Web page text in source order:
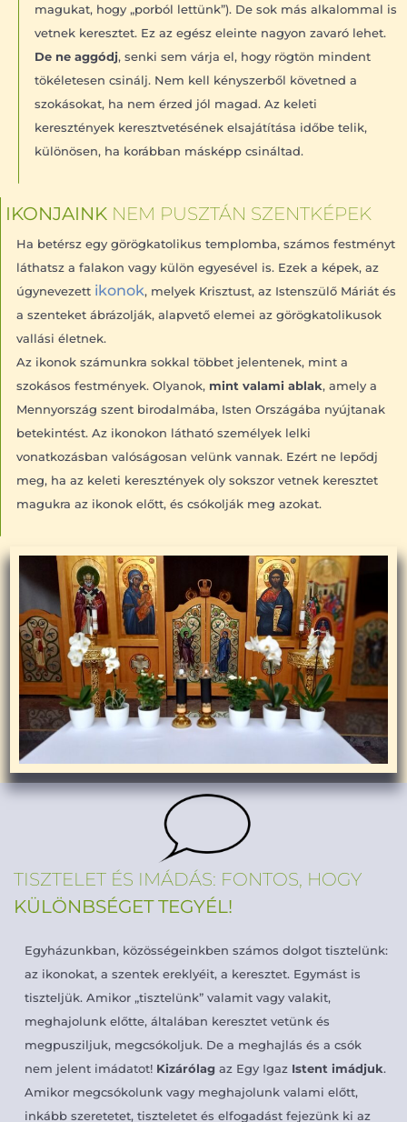
magukat, hogy „porból lettünk”). De sok más alkalommal is
vetnek keresztet. Ez az egész eleinte nagyon zavaró lehet.
De ne aggódj, senki sem várja el, hogy rögtön mindent
tökéletesen csinálj. Nem kell kényszerből követned a
szokásokat, ha nem érzed jól magad. Az keleti
keresztények keresztvetésének elsajátítása időbe telik,
különösen, ha korábban másképp csináltad.
IKONJAINK NEM PUSZTÁN SZENTKÉPEK
Ha betérsz egy görögkatolikus templomba, számos festményt
láthatsz a falakon vagy külön egyesével is. Ezek a képek, az
úgynevezett ikonok, melyek Krisztust, az Istenszülő Máriát és
a szenteket ábrázolják, alapvető elemei az görögkatolikusok
vallási életnek.
Az ikonok számunkra sokkal többet jelentenek, mint a
szokásos festmények. Olyanok, mint valami ablak, amely a
Mennyország szent birodalmába, Isten Országába nyújtanak
betekintést. Az ikonokon látható személyek lelki
vonatkozásban valóságosan velünk vannak. Ezért ne lepődj
meg, ha az keleti keresztények oly sokszor vetnek keresztet
magukra az ikonok előtt, és csókolják meg azokat.
TISZTELET ÉS IMÁDÁS: FONTOS, HOGY
KÜLÖNBSÉGET TEGYÉL!
Egyházunkban, közösségeinkben számos dolgot tisztelünk:
az ikonokat, a szentek ereklyéit, a keresztet. Egymást is
tiszteljük. Amikor „tisztelünk” valamit vagy valakit,
meghajolunk előtte, általában keresztet vetünk és
megpusziljuk, megcsókoljuk. De a meghajlás és a csók
nem jelent imádatot! Kizárólag az Egy Igaz Istent imádjuk.
Amikor megcsókolunk vagy meghajolunk valami előtt,
inkább szeretetet, tiszteletet és elfogadást fejezünk ki az